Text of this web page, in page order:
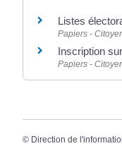
Listes
Papiers -
Inscription
Papiers -
© Direction de